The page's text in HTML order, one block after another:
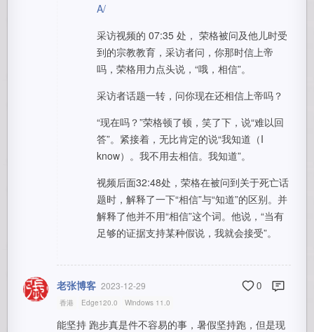
A/
采访视频的 07:35 处， 荣格被问及他儿时受
到的宗教教育，采访者问，你那时信上帝
吗，荣格用力点头说，“哦，相信”。
采访者话题一转，问你现在还相信上帝吗？
“现在吗？”荣格顿了顿，笑了下，说“难以回
答”。紧接着，无比肯定的说“我知道（I
know）。我不用去相信。我知道”。
视频后面32:48处，荣格在被问到关于死亡话
题时，解释了一下“相信”与“知道”的区别。并
解释了他并不用“相信”这个词。他说，“当有
足够的证据支持某种假说，我就会接受”。
老张博客 2023-12-29 0
香港 Edge120.0 Windows 11.0
能坚持 跑步真是件不容易的事，暑假坚持跑，但是现